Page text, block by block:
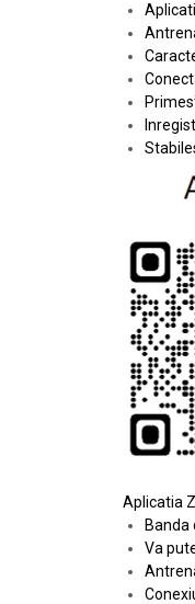
Aplicatia
Va